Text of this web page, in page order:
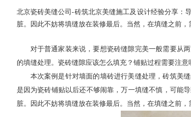
北京瓷砖美缝公司-砖筑北京美缝施工及设计经验分享：
脏。因此不妨将填缝放在装修最后。当然，在填缝之前
对于普通家装来说，要想瓷砖缝隙完美一般需要从
的填缝处理。瓷砖缝隙应该怎么填充？铺贴过程需要注意
本次案例是针对墙面的墙砖进行美缝处理，砖筑美
是因为瓷砖铺贴以后还不够闹靠，万一填缝不慎，可能
脏。因此不妨将填缝放在装修最后。当然，在填缝之前